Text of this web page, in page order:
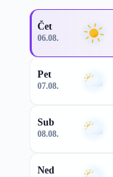
Čet
06.08.
Pet
07.08.
Sub
08.08.
Ned